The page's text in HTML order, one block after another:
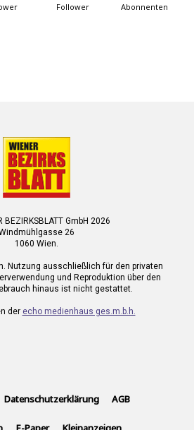
Follower Abonnenten
BEZIRKSBLATT GmbH 2026
26
1060 Wien.
Nutzung ausschließlich für den privaten
und Reproduktion über den
hinaus ist nicht gestattet.
der echo medienhaus ges.m.b.h.
Datenschutzerklärung AGB